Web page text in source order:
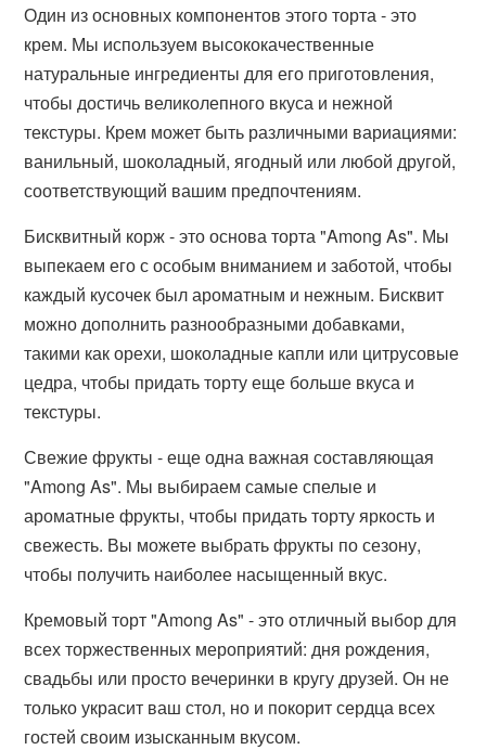
Один из основных компонентов этого торта - это
крем. Мы используем высококачественные
натуральные ингредиенты для его приготовления,
чтобы достичь великолепного вкуса и нежной
текстуры. Крем может быть различными вариациями:
ванильный, шоколадный, ягодный или любой другой,
соответствующий вашим предпочтениям.
Бисквитный корж - это основа торта "Among As". Мы
выпекаем его с особым вниманием и заботой, чтобы
каждый кусочек был ароматным и нежным. Бисквит
можно дополнить разнообразными добавками,
такими как орехи, шоколадные капли или цитрусовые
цедра, чтобы придать торту еще больше вкуса и
текстуры.
Свежие фрукты - еще одна важная составляющая
"Among As". Мы выбираем самые спелые и
ароматные фрукты, чтобы придать торту яркость и
свежесть. Вы можете выбрать фрукты по сезону,
чтобы получить наиболее насыщенный вкус.
Кремовый торт "Among As" - это отличный выбор для
всех торжественных мероприятий: дня рождения,
свадьбы или просто вечеринки в кругу друзей. Он не
только украсит ваш стол, но и покорит сердца всех
гостей своим изысканным вкусом.